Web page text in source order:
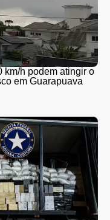
km/h podem atingir o
em Guarapuava